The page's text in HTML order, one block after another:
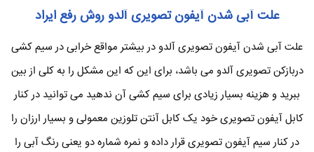
علت آبی شدن آیفون تصویری آلدو روش رفع ایراد
علت آبی شدن آیفون تصویری آلدو در بیشتر مواقع خرابی در سیم کشی
دربازکن تصویری آلدو می باشد، برای این که این مشکل را به کلی از بین
ببرید و هزینه بسیار زیادی برای سیم کشی آن ندهید می توانید در کنار
کابل آیفون تصویری خود یک کابل آنتن تلوزین معمولی و بسیار ارزان را
در کنار سیم آیفون تصویری قرار داده و نمره شماره دو یعنی رنگ آبی را